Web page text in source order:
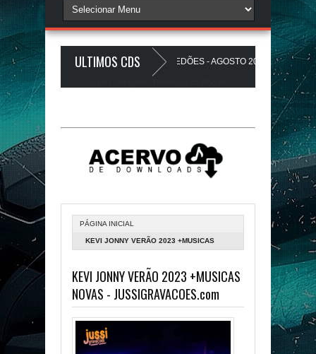
ULTIMOS CDS
PAREDÃO 17.0 - A PLAYLIST DOS PAREDÕES - AGOSTO 2026 - O ZeRo Um
A Favela Ta Gostosa 5.0 - LANÇAMENTO - JUSSIGRAVACOES.com
PÁGINA INICIAL
KEVI JONNY VERÃO 2023 +MUSICAS
KEVI JONNY VERÃO 2023 +MUSICAS
NOVAS - JUSSIGRAVACOES.com